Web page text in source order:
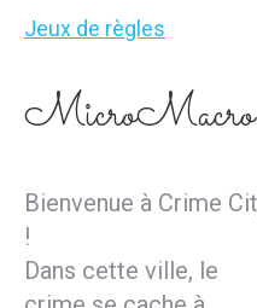
Jeux de règles
Bienvenue à Crime
!
Dans cette ville, le